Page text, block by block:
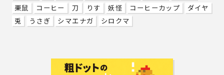
栗鼠
コーヒー 刀 りす 妖怪 コーヒーカップ
ダイヤ
兎
うさぎ シマエナガ シロクマ